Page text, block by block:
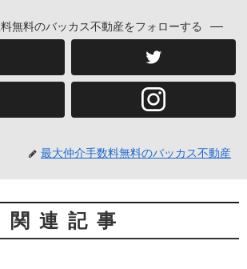
無料のバッカス不動産をフォローする
最大仲介手数料無料のバッカス不動産
関連記事